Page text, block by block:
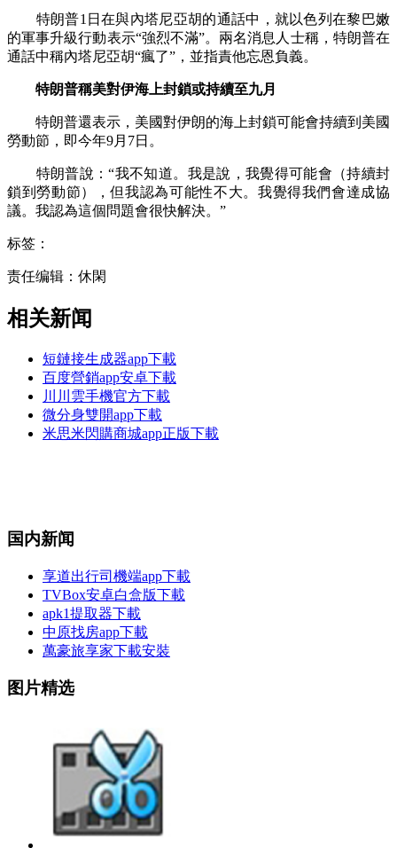
特朗普1日在與內塔尼亞胡的通話中，就以色列在黎巴嫩
的軍事升級行動表示“強烈不滿”。兩名消息人士稱，特朗普在
通話中稱內塔尼亞胡“瘋了”，並指責他忘恩負義。
特朗普稱美對伊海上封鎖或持續至九月
特朗普還表示，美國對伊朗的海上封鎖可能會持續到美國
勞動節，即今年9月7日。
特朗普說：“我不知道。我是說，我覺得可能會（持續封
鎖到勞動節），但我認為可能性不大。我覺得我們會達成協
議。我認為這個問題會很快解決。”
标签：
责任编辑：休閑
相关新闻
短鏈接生成器app下載
百度營銷app安卓下載
川川雲手機官方下載
微分身雙開app下載
米思米閃購商城app正版下載
国内新闻
享道出行司機端app下載
TVBox安卓白盒版下載
apk1提取器下載
中原找房app下載
萬豪旅享家下載安裝
图片精选